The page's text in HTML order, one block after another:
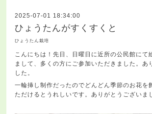
2025-07-01 18:34:00
ひょうたんがすくすくと
ひょうたん栽培
こんにちは！先日、日曜日に近所の公民館にて
まして、多くの方にご参加いただきました。あ
した。
一輪挿し制作だったのでどんどん季節のお花を
ただけるとうれしいです。ありがとうございま